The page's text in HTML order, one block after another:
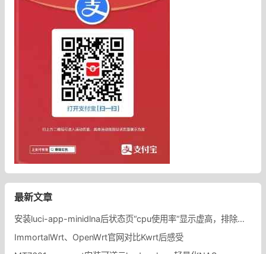
最新文章
安装luci-app-minidlna后状态页“cpu使用率“显示虚高，排除过程记录。
ImmortalWrt、OpenWrt官网对比Kwrt后感受